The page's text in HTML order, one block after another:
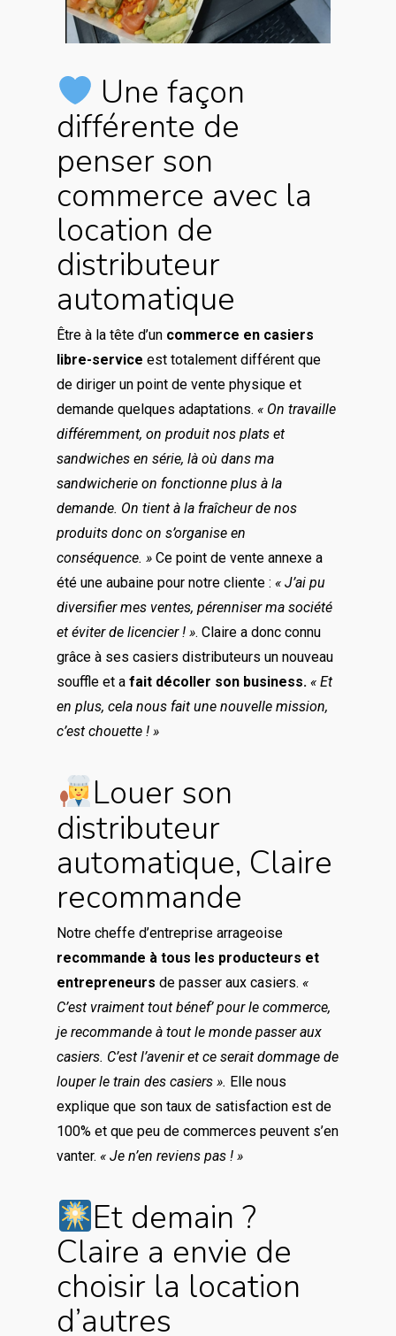
Une façon
différente de
penser son
commerce avec la
location de
distributeur
automatique
Être à la tête d’un commerce en casiers
libre-service est totalement différent que
de diriger un point de vente physique et
demande quelques adaptations. « On travaille
différemment, on produit nos plats et
sandwiches en série, là où dans ma
sandwicherie on fonctionne plus à la
demande. On tient à la fraîcheur de nos
produits donc on s’organise en
conséquence. » Ce point de vente annexe a
été une aubaine pour notre cliente : « J’ai pu
diversifier mes ventes, pérenniser ma société
et éviter de licencier ! ». Claire a donc connu
grâce à ses casiers distributeurs un nouveau
souffle et a fait décoller son business. « Et
en plus, cela nous fait une nouvelle mission,
c’est chouette ! »
Louer son
distributeur
automatique, Claire
recommande
Notre cheffe d’entreprise arrageoise
recommande à tous les producteurs et
entrepreneurs de passer aux casiers. «
C’est vraiment tout bénef’ pour le commerce,
je recommande à tout le monde passer aux
casiers. C’est l’avenir et ce serait dommage de
louper le train des casiers ». Elle nous
explique que son taux de satisfaction est de
100% et que peu de commerces peuvent s’en
vanter. « Je n’en reviens pas ! »
Et demain ?
Claire a envie de
choisir la location
d’autres